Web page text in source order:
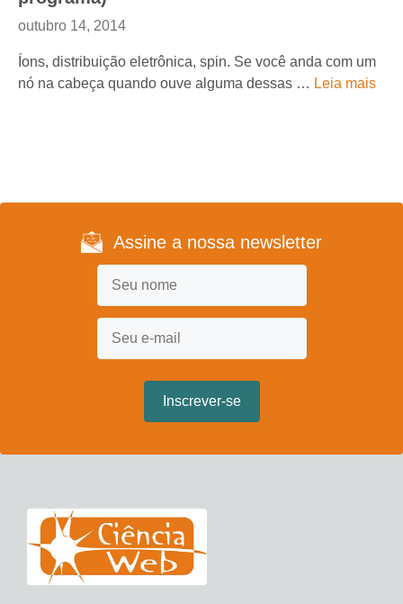
outubro 14, 2014
Íons, distribuição eletrônica, spin. Se você anda com um
nó na cabeça quando ouve alguma dessas … Leia mais
Assine a nossa newsletter